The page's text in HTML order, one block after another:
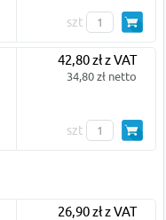
szt
42,80 zł z VAT
34,80 zł netto
szt
26,90 zł z VAT